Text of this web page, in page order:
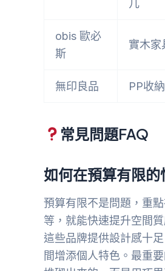
几
obis 歐必
斯
實木家
無印良品 PP收
常見問題FAQ
如何在預算有限的
預算有限不是問題，重
等，就能快速提升空間
這些品牌提供設計感十
間增添個人特色。最重